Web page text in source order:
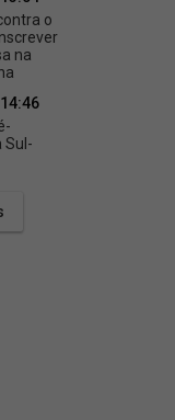
o
na
Sul-